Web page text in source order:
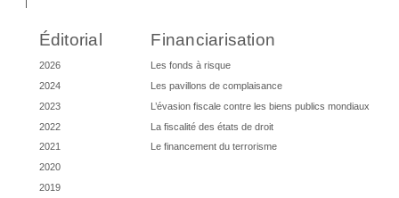
Éditorial
2026
2024
2023
2022
2021
2020
2019
Financiarisation
Les fonds à risque
Les pavillons de complaisance
L’évasion fiscale contre les biens publics mondiaux
La fiscalité des états de droit
Le financement du terrorisme